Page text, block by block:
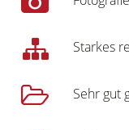
Starkes
Sehr gut